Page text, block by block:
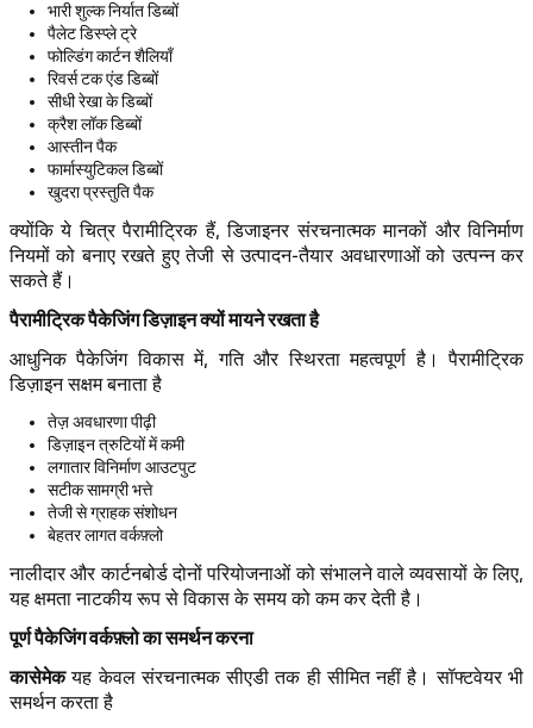
भारी शुल्क निर्यात डिब्बों
पैलेट डिस्प्ले ट्रे
फोल्डिंग कार्टन शैलियाँ
रिवर्स टक एंड डिब्बों
सीधी रेखा के डिब्बों
क्रैश लॉक डिब्बों
आस्तीन पैक
फार्मास्युटिकल डिब्बों
खुदरा प्रस्तुति पैक
क्योंकि ये चित्र पैरामीट्रिक हैं, डिजाइनर संरचनात्मक मानकों और विनिर्माण
नियमों को बनाए रखते हुए तेजी से उत्पादन-तैयार अवधारणाओं को उत्पन्न कर
सकते हैं।
पैरामीट्रिक पैकेजिंग डिज़ाइन क्यों मायने रखता है
आधुनिक पैकेजिंग विकास में, गति और स्थिरता महत्वपूर्ण है। पैरामीट्रिक
डिज़ाइन सक्षम बनाता है
तेज़ अवधारणा पीढ़ी
डिज़ाइन त्रुटियों में कमी
लगातार विनिर्माण आउटपुट
सटीक सामग्री भत्ते
तेजी से ग्राहक संशोधन
बेहतर लागत वर्कफ़्लो
नालीदार और कार्टनबोर्ड दोनों परियोजनाओं को संभालने वाले व्यवसायों के लिए,
यह क्षमता नाटकीय रूप से विकास के समय को कम कर देती है।
पूर्ण पैकेजिंग वर्कफ़्लो का समर्थन करना
कासेमेकयह केवल संरचनात्मक सीएडी तक ही सीमित नहीं है। सॉफ्टवेयर भी
समर्थन करता है